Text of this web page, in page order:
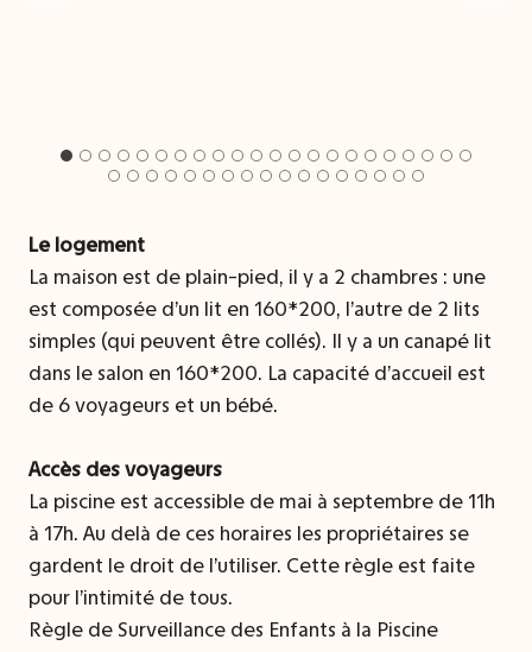
Le logement
La maison est de plain-pied, il y a 2 chambres : une
est composée d’un lit en 160*200, l’autre de 2 lits
simples (qui peuvent être collés). Il y a un canapé lit
dans le salon en 160*200. La capacité d’accueil est
de 6 voyageurs et un bébé.
Accès des voyageurs
La piscine est accessible de mai à septembre de 11h
à 17h. Au delà de ces horaires les propriétaires se
gardent le droit de l’utiliser. Cette règle est faite
pour l’intimité de tous.
Règle de Surveillance des Enfants à la Piscine